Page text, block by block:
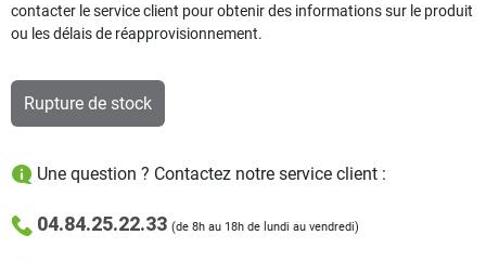
contacter le service client pour obtenir des informations sur le produit
ou les délais de réapprovisionnement.
Rupture de stock
Une question ? Contactez notre service client :
04.84.25.22.33 (de 8h au 18h de lundi au vendredi)